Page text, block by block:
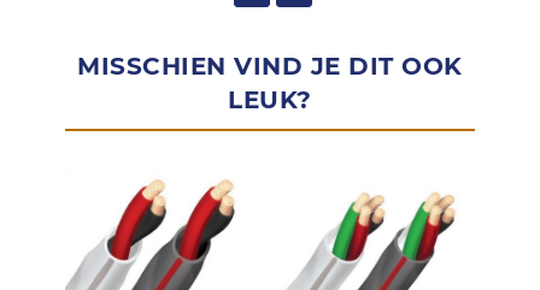
MISSCHIEN VIND JE DIT OOK
LEUK?